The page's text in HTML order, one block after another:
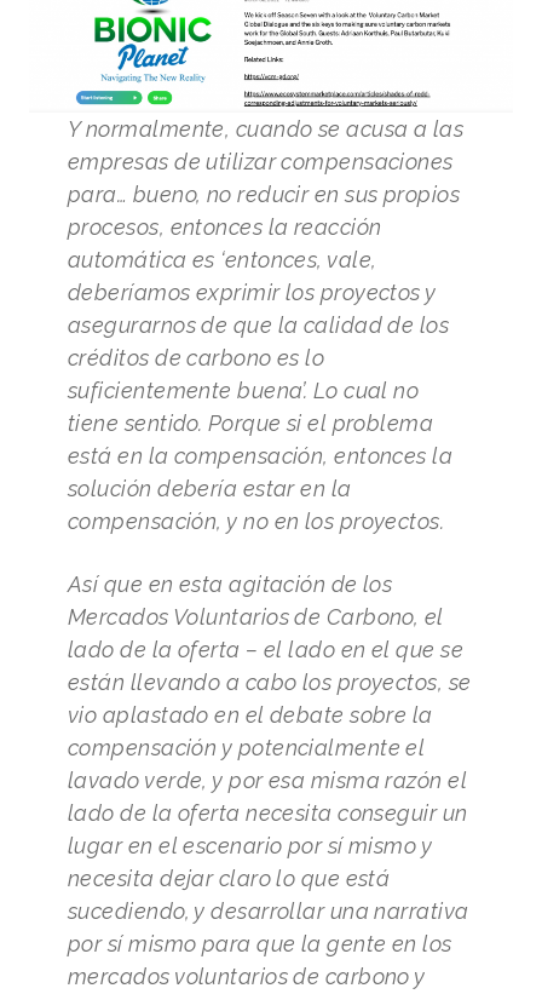
Y normalmente, cuando se acusa a las
empresas de utilizar compensaciones
para… bueno, no reducir en sus propios
procesos, entonces la reacción
automática es ‘entonces, vale,
deberíamos exprimir los proyectos y
asegurarnos de que la calidad de los
créditos de carbono es lo
suficientemente buena’. Lo cual no
tiene sentido. Porque si el problema
está en la compensación, entonces la
solución debería estar en la
compensación, y no en los proyectos.
Así que en esta agitación de los
Mercados Voluntarios de Carbono, el
lado de la oferta – el lado en el que se
están llevando a cabo los proyectos, se
vio aplastado en el debate sobre la
compensación y potencialmente el
lavado verde, y por esa misma razón el
lado de la oferta necesita conseguir un
lugar en el escenario por sí mismo y
necesita dejar claro lo que está
sucediendo, y desarrollar una narrativa
por sí mismo para que la gente en los
mercados voluntarios de carbono y